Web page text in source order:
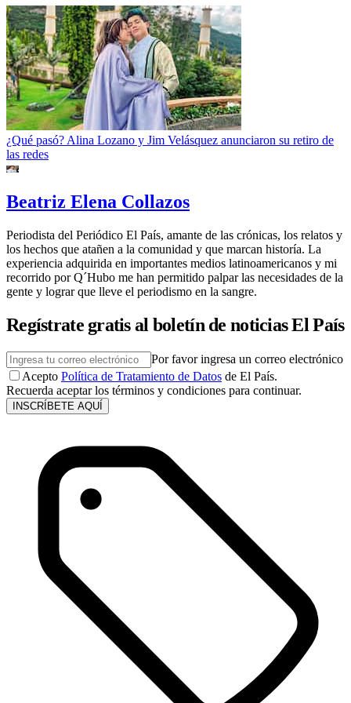
¿Qué pasó? Alina Lozano y Jim Velásquez anunciaron su retiro de
las redes
Beatriz Elena Collazos
Periodista del Periódico El País, amante de las crónicas, los relatos y
los hechos que atañen a la comunidad y que marcan historía. La
experiencia adquirida en importantes medios latinoamericanos y mi
recorrido por Q´Hubo me han permitido palpar las necesidades de la
gente y lograr que lleve el periodismo en la sangre.
Regístrate gratis al boletín de noticias El País
Por favor ingresa un correo electrónico
Acepto Política de Tratamiento de Datos de El País.
Recuerda aceptar los términos y condiciones para continuar.
INSCRÍBETE AQUÍ